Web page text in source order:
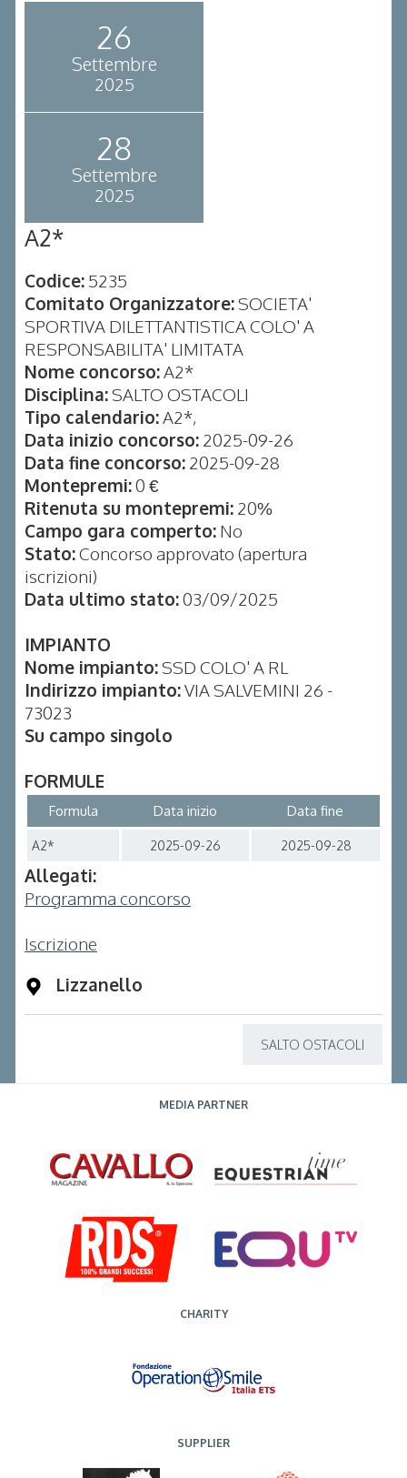
26
Settembre
2025
28
Settembre
2025
A2*
Codice: 5235
Comitato Organizzatore:SOCIETA'
SPORTIVA DILETTANTISTICA COLO' A
RESPONSABILITA' LIMITATA
Nome concorso:A2*
Disciplina:SALTO OSTACOLI
Tipo calendario:A2*,
Data inizio concorso: 2025-09-26
Data fine concorso: 2025-09-28
Montepremi:0 €
Ritenuta su montepremi: 20%
Campo gara comperto: No
Stato:Concorso approvato (apertura
iscrizioni)
Data ultimo stato:03/09/2025
IMPIANTO
Nome impianto:SSD COLO' A RL
Indirizzo impianto:VIA SALVEMINI 26 -
73023
Su campo singolo
FORMULE
Formula Data inizio Data fine
A2* 2025-09-26 2025-09-28
Allegati:
Programma concorso
Iscrizione
Lizzanello
SALTO OSTACOLI
MEDIA PARTNER
CHARITY
SUPPLIER